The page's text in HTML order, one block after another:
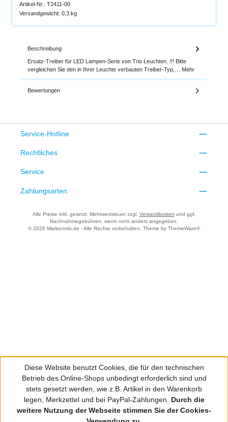
Artikel-Nr.: T2411-00
Versandgewicht: 0,3 kg
Beschreibung
Ersatz-Treiber für LED Lampen-Serie von Trio Leuchten. !!! Bitte
vergleichen Sie den in Ihrer Leuchte verbauten Treiber-Typ,… Mehr
Bewertungen
Service-Hotline
Rechtliches
Service
Zahlungsarten
Alle Preise inkl. gesetzl. Mehrwertsteuer zzgl. Versandkosten und ggf.
Nachnahmegebühren, wenn nicht anders angegeben.
© 2026 Markenmix.de - Alle Rechte vorbehalten. Theme by ThemeWare®
Diese Website benutzt Cookies, die für den technischen
Betrieb des Online-Shops unbedingt erforderlich sind und
stets gesetzt werden, wie z.B. Artikel in den Warenkorb
legen, Merkzettel und bei PayPal-Zahlungen. Durch die
weitere Nutzung der Webseite stimmen Sie der Cookies-